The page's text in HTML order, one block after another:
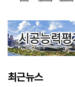
최근뉴스